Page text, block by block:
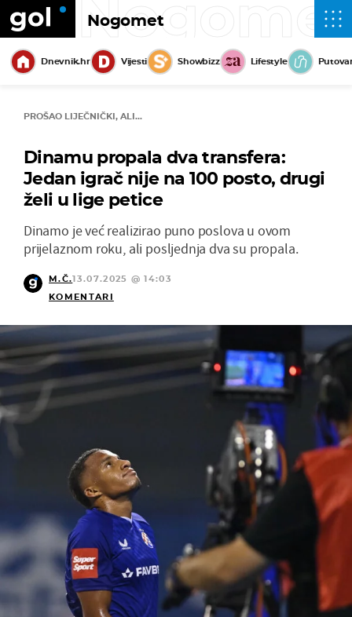
Nogomet
Dnevnik.hr Vijesti Showbizz Lifestyle
PROŠAO LIJEČNIČKI, ALI...
Dinamu propala dva transfera:
Jedan igrač nije na 100 posto, drugi
želi u lige petice
Dinamo je već realizirao puno poslova u ovom
prijelaznom roku, ali posljednja dva su propala.
M.Č.13.07.2025 @ 14:03
KOMENTARI